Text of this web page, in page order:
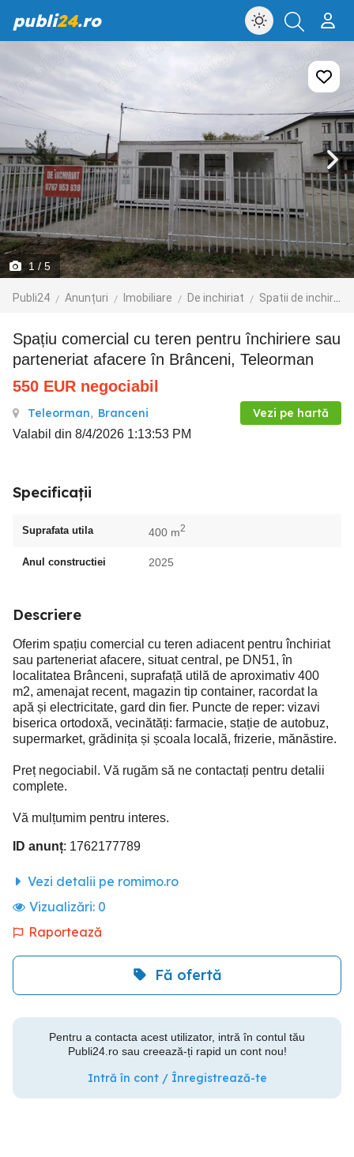
publi24.ro
1 / 5
Publi24 Anunțuri Imobiliare De inchiriat Spatii de inchiriat
Spațiu comercial cu teren pentru închiriere sau
parteneriat afacere în Brânceni, Teleorman
550 EUR negociabil
Teleorman, Branceni Vezi pe hartă
Valabil din 8/4/2026 1:13:53 PM
Specificații
Suprafata utila 400 m2
Anul constructiei 2025
Descriere
Oferim spațiu comercial cu teren adiacent pentru închiriat
sau parteneriat afacere, situat central, pe DN51, în
localitatea Brânceni, suprafață utilă de aproximativ 400
m2, amenajat recent, magazin tip container, racordat la
apă și electricitate, gard din fier. Puncte de reper: vizavi
biserica ortodoxă, vecinătăți: farmacie, stație de autobuz,
supermarket, grădinița și școala locală, frizerie, mănăstire.
Preț negociabil. Vă rugăm să ne contactați pentru detalii
complete.
Vă mulțumim pentru interes.
ID anunț: 1762177789
Vezi detalii pe romimo.ro
Vizualizări: 0
Raportează
Fă ofertă
Pentru a contacta acest utilizator, intră în contul tău
Publi24.ro sau creează-ți rapid un cont nou!
Intră în cont / Înregistrează-te